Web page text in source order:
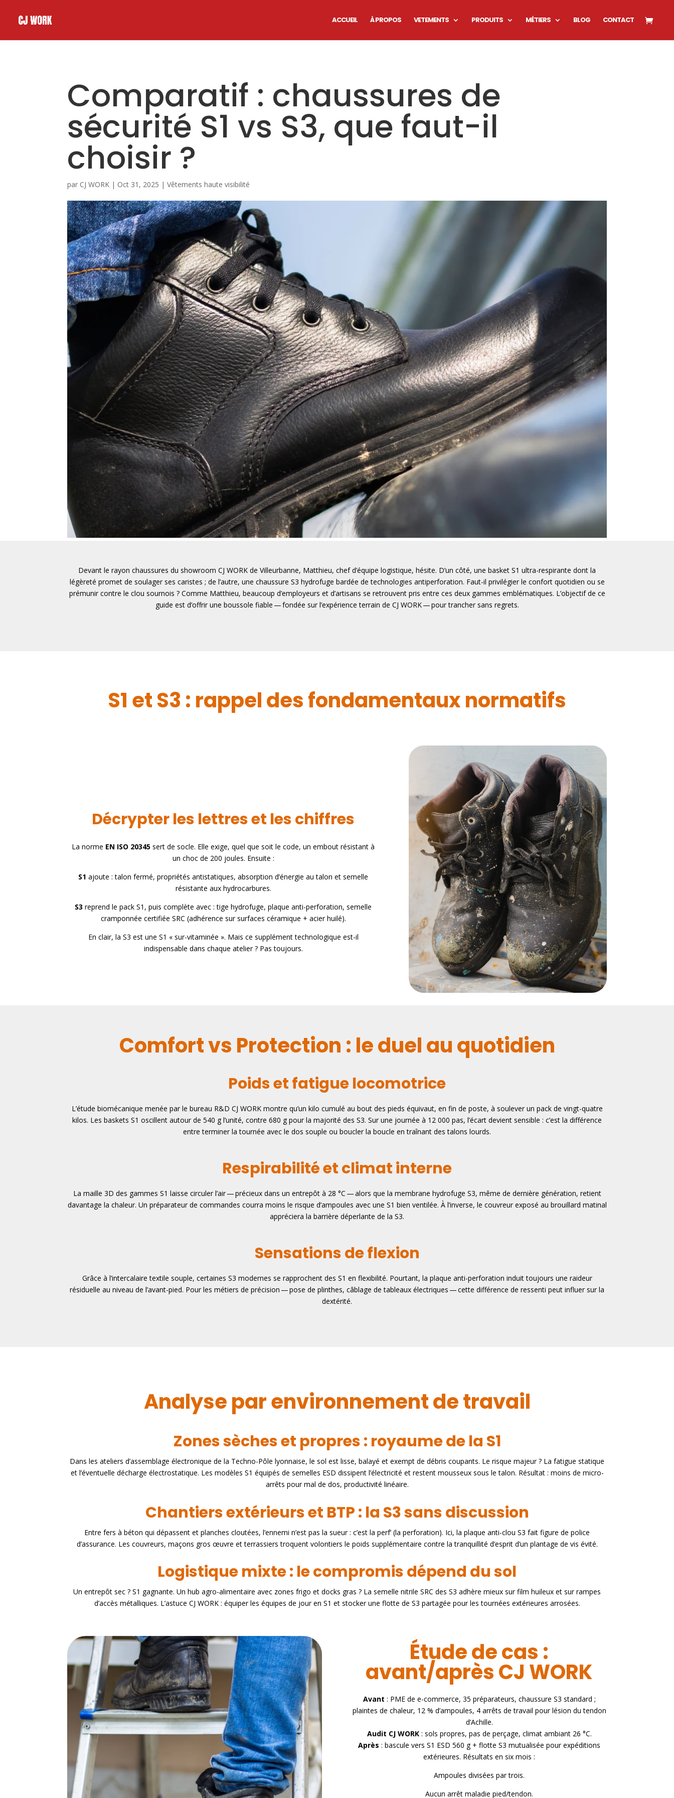
ACCUEIL À PROPOS VETEMENTS PRODUITS MÉTIERS BLOG CONTACT
Comparatif : chaussures de
sécurité S1 vs S3, que faut-il
choisir ?
par CJ WORK | Oct 31, 2025 |Vêtements haute visibilité
Devant le rayon chaussures du showroom CJ WORK de Villeurbanne, Matthieu, chef d’équipe logistique, hésite. D’un côté, une basket S1 ultra-respirante dont la
légèreté promet de soulager ses caristes ; de l’autre, une chaussure S3 hydrofuge bardée de technologies antiperforation. Faut-il privilégier le confort quotidien ou se
prémunir contre le clou sournois ? Comme Matthieu, beaucoup d’employeurs et d’artisans se retrouvent pris entre ces deux gammes emblématiques. L’objectif de ce
guide est d’offrir une boussole fiable — fondée sur l’expérience terrain de CJ WORK — pour trancher sans regrets.
S1 et S3 : rappel des fondamentaux normatifs
Décrypter les lettres et les chiffres
La norme EN ISO 20345 sert de socle. Elle exige, quel que soit le code, un embout résistant à
un choc de 200 joules. Ensuite :
S1 ajoute : talon fermé, propriétés antistatiques, absorption d’énergie au talon et semelle
résistante aux hydrocarbures.
S3 reprend le pack S1, puis complète avec : tige hydrofuge, plaque anti-perforation, semelle
cramponnée certifiée SRC (adhérence sur surfaces céramique + acier huilé).
En clair, la S3 est une S1 « sur-vitaminée ». Mais ce supplément technologique est-il
indispensable dans chaque atelier ? Pas toujours.
Comfort vs Protection : le duel au quotidien
Poids et fatigue locomotrice
L’étude biomécanique menée par le bureau R&D CJ WORK montre qu’un kilo cumulé au bout des pieds équivaut, en fin de poste, à soulever un pack de vingt-quatre
kilos. Les baskets S1 oscillent autour de 540 g l’unité, contre 680 g pour la majorité des S3. Sur une journée à 12 000 pas, l’écart devient sensible : c’est la différence
entre terminer la tournée avec le dos souple ou boucler la boucle en traînant des talons lourds.
Respirabilité et climat interne
La maille 3D des gammes S1 laisse circuler l’air — précieux dans un entrepôt à 28 °C — alors que la membrane hydrofuge S3, même de dernière génération, retient
davantage la chaleur. Un préparateur de commandes courra moins le risque d’ampoules avec une S1 bien ventilée. À l’inverse, le couvreur exposé au brouillard matinal
appréciera la barrière déperlante de la S3.
Sensations de flexion
Grâce à l’intercalaire textile souple, certaines S3 modernes se rapprochent des S1 en flexibilité. Pourtant, la plaque anti-perforation induit toujours une raideur
résiduelle au niveau de l’avant-pied. Pour les métiers de précision — pose de plinthes, câblage de tableaux électriques — cette différence de ressenti peut influer sur la
dextérité.
Analyse par environnement de travail
Zones sèches et propres : royaume de la S1
Dans les ateliers d’assemblage électronique de la Techno-Pôle lyonnaise, le sol est lisse, balayé et exempt de débris coupants. Le risque majeur ? La fatigue statique
et l’éventuelle décharge électrostatique. Les modèles S1 équipés de semelles ESD dissipent l’électricité et restent mousseux sous le talon. Résultat : moins de micro-
arrêts pour mal de dos, productivité linéaire.
Chantiers extérieurs et BTP : la S3 sans discussion
Entre fers à béton qui dépassent et planches cloutées, l’ennemi n’est pas la sueur : c’est la perf’ (la perforation). Ici, la plaque anti-clou S3 fait figure de police
d’assurance. Les couvreurs, maçons gros œuvre et terrassiers troquent volontiers le poids supplémentaire contre la tranquillité d’esprit d’un plantage de vis évité.
Logistique mixte : le compromis dépend du sol
Un entrepôt sec ? S1 gagnante. Un hub agro-alimentaire avec zones frigo et docks gras ? La semelle nitrile SRC des S3 adhère mieux sur film huileux et sur rampes
d’accès métalliques. L’astuce CJ WORK : équiper les équipes de jour en S1 et stocker une flotte de S3 partagée pour les tournées extérieures arrosées.
Étude de cas :
avant/après CJ WORK
Avant : PME de e-commerce, 35 préparateurs, chaussure S3 standard ;
plaintes de chaleur, 12 % d’ampoules, 4 arrêts de travail pour lésion du tendon
d’Achille.
Audit CJ WORK: sols propres, pas de perçage, climat ambiant 26 °C.
Après : bascule vers S1 ESD 560 g + flotte S3 mutualisée pour expéditions
extérieures. Résultats en six mois :
Ampoules divisées par trois.
Aucun arrêt maladie pied/tendon.